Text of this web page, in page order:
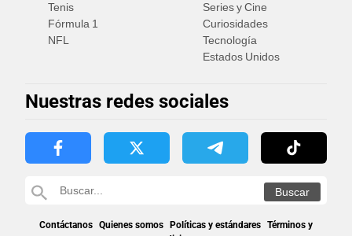
Tenis
Fórmula 1
NFL
Series y Cine
Curiosidades
Tecnología
Estados Unidos
Nuestras redes sociales
Contáctanos Quienes somos Políticas y estándares Términos y